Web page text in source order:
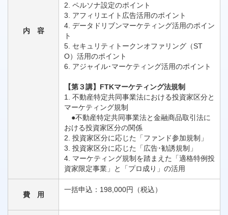
内 容
2. ペルソナ設定のポイント
3. アフィリエイト広告活用のポイント
4. データドリブンマーケティング活用のポイン
ト
5. セキュリティトークンオファリング（ST
O）活用のポイント
6. アジャイル･マーケティング活用のポイント
【第３講】FTKマーケティング法規制
1. 不動産特定共同事業法における投資家区分と
マーケティング規制
●不動産特定共同事業法と金融商品取引法に
おける投資家区分の関係
2. 投資家区分に応じた「ファンド参加規制」
3. 投資家区分に応じた「広告･勧誘規制」
4. マーケティング規制を踏まえた「適格特例投
資家限定事業」と「プロ成り」の活用
費 用
一括申込：198,000円（税込）